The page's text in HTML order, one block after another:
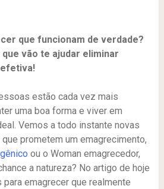
que funcionam de verdade?
vão te ajudar eliminar
estão cada vez mais
uma boa forma e viver em
Vemos a todo instante novas
prometem um emagrecimento,
ou o Woman emagrecedor,
a natureza? No artigo de hoje
emagrecer que realmente